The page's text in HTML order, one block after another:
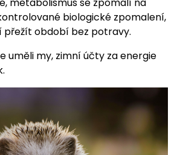
metabolismus se zpomalí na
biologické zpomalení,
přežít období bez potravy.
uměli my, zimní účty za energie